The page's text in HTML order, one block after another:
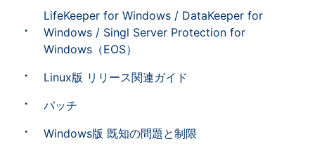
LifeKeeper for Windows / DataKeeper for
Windows / Singl Server Protection for
Windows（EOS）
Linux版 リリース関連ガイド
パッチ
Windows版 既知の問題と制限